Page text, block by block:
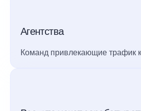
Агентства
Команд привлекающие трафик